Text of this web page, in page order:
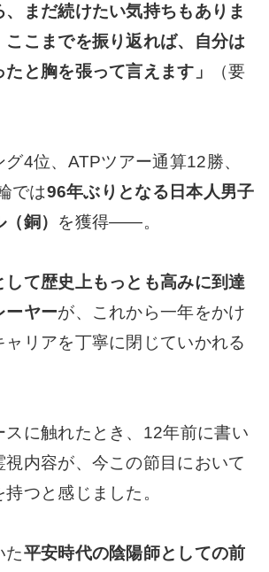
、まだ続けたい気持ちもありま
ここまでを振り返れば、自分は
と胸を張って言えます」
（要
4位、ATPツアー通算12勝、
では96年ぶりとなる日本人男子
銅） を獲得――。
して歴史上もっとも高みに到達
ーヤーが、これから一年をかけ
ャリアを丁寧に閉じていかれる
スに触れたとき、12年前に書い
視内容が、今この節目において
つと感じました。
た平安時代の陰陽師としての前